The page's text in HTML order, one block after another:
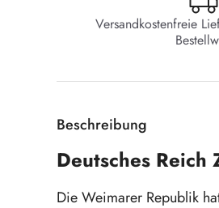
Versandkostenfreie
Beschreibung
Deutsches
Die Weimarer Republik